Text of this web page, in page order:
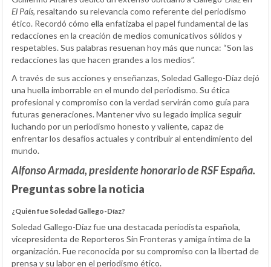
El País, resaltando su relevancia como referente del periodismo
ético. Recordó cómo ella enfatizaba el papel fundamental de las
redacciones en la creación de medios comunicativos sólidos y
respetables. Sus palabras resuenan hoy más que nunca: “Son las
redacciones las que hacen grandes a los medios”.
A través de sus acciones y enseñanzas, Soledad Gallego-Díaz dejó
una huella imborrable en el mundo del periodismo. Su ética
profesional y compromiso con la verdad servirán como guía para
futuras generaciones. Mantener vivo su legado implica seguir
luchando por un periodismo honesto y valiente, capaz de
enfrentar los desafíos actuales y contribuir al entendimiento del
mundo.
Alfonso Armada, presidente honorario de RSF España.
Preguntas sobre la noticia
¿Quién fue Soledad Gallego-Díaz?
Soledad Gallego-Díaz fue una destacada periodista española,
vicepresidenta de Reporteros Sin Fronteras y amiga íntima de la
organización. Fue reconocida por su compromiso con la libertad de
prensa y su labor en el periodismo ético.